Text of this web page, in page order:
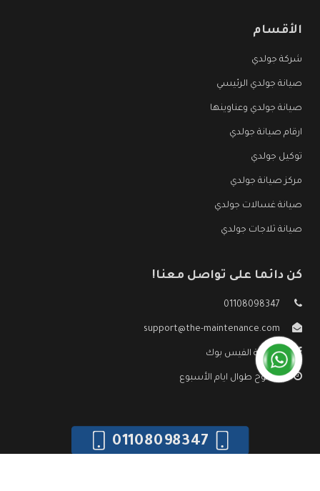
الأقسام
شركة جولدي
صيانة جولدي الرئيسي
صيانة جولدي وعناوينها
ارقام صيانة جولدي
توكيل جولدي
مركز صيانة جولدي
صيانة غسالات جولدي
صيانة ثلاجات جولدي
كن دائما على تواصل معنا!
01108098347
support@the-maintenance.com
صفحة الفيس بوك
مفتوح طوال ايام الأسبوع
01108098347